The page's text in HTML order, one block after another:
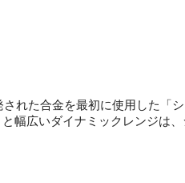
れた合金を最初に使用した「
幅広いダイナミックレンジは